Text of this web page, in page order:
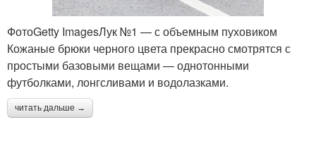
ФотоGetty ImagesЛук №1 — с объемным пуховиком
Кожаные брюки черного цвета прекрасно смотрятся с
простыми базовыми вещами — однотонными
футболками, лонгсливами и водолазками.
читать дальше →